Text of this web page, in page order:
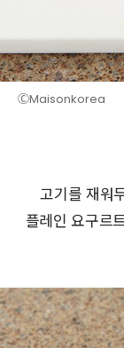
ⒸMaisonkorea
고기를 재워
플레인 요구르